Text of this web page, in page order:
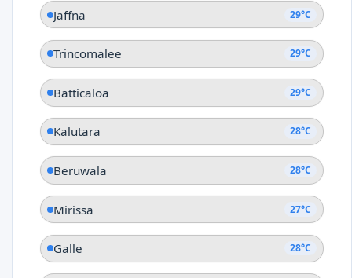
Jaffna 29°C
Trincomalee 29°C
Batticaloa 29°C
Kalutara 28°C
Beruwala 28°C
Mirissa 27°C
Galle 28°C